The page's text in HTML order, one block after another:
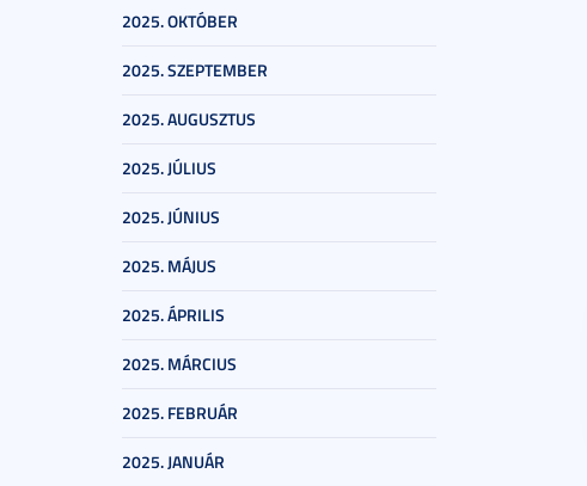
2025. OKTÓBER
2025. SZEPTEMBER
2025. AUGUSZTUS
2025. JÚLIUS
2025. JÚNIUS
2025. MÁJUS
2025. ÁPRILIS
2025. MÁRCIUS
2025. FEBRUÁR
2025. JANUÁR